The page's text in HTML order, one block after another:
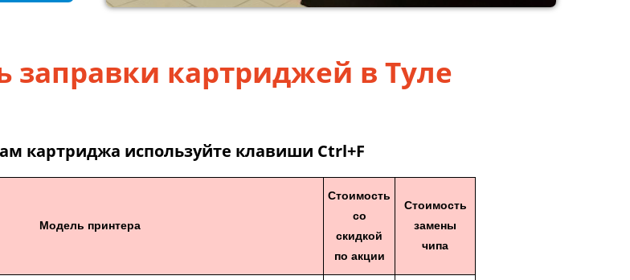
заправки картриджей в Туле
картриджа используйте клавиши Ctrl+F
Модель принтера
Стоимость
со
скидкой
по акции
Стоимость
замены
чипа